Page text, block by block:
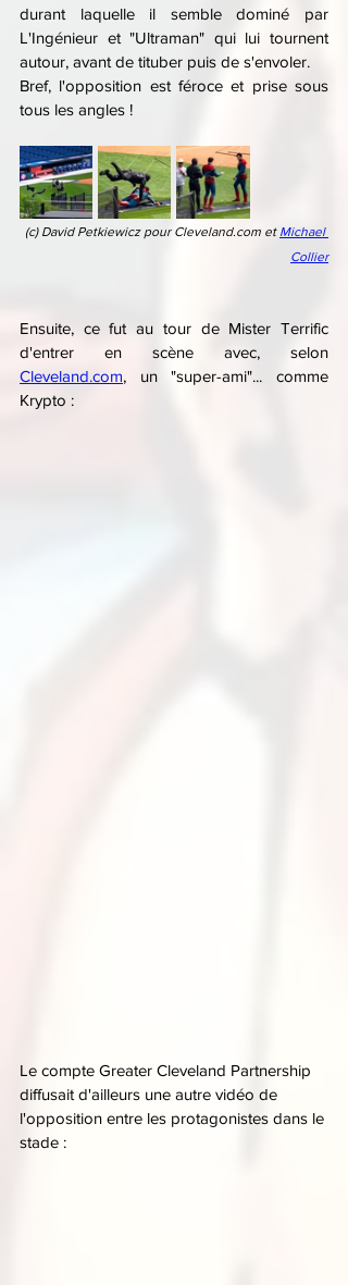
durant laquelle il semble dominé par
L'Ingénieur et "Ultraman" qui lui tournent
autour, avant de tituber puis de s'envoler.
Bref, l'opposition est féroce et prise sous
tous les angles !
(c) David Petkiewicz pour Cleveland.com et Michael
Collier
Ensuite, ce fut au tour de Mister Terrific
Cleveland.com, un "super-ami"... comme
Krypto :
Le compte Greater Cleveland Partnership
diffusait d'ailleurs une autre vidéo de
l'opposition entre les protagonistes dans le
stade :